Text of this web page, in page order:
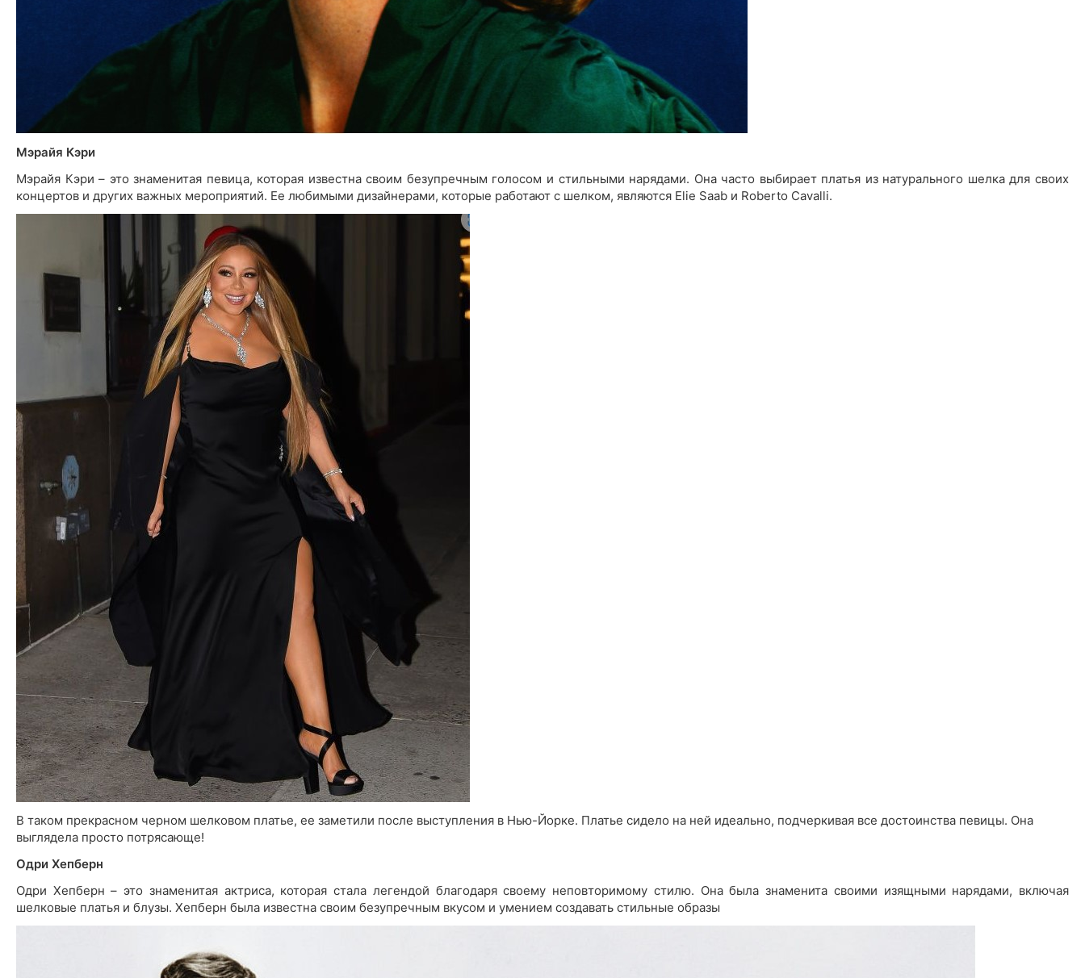
Мэрайя Кэри
Мэрайя Кэри – это знаменитая певица, которая известна своим безупречным голосом и стильными нарядами. Она часто выбирает платья из натурального шелка для своих
концертов и других важных мероприятий. Ее любимыми дизайнерами, которые работают с шелком, являются Elie Saab и Roberto Cavalli.
В таком прекрасном черном шелковом платье, ее заметили после выступления в Нью-Йорке. Платье сидело на ней идеально, подчеркивая все достоинства певицы. Она
выглядела просто потрясающе!
Одри Хепберн
Одри Хепберн – это знаменитая актриса, которая стала легендой благодаря своему неповторимому стилю. Она была знаменита своими изящными нарядами, включая
шелковые платья и блузы. Хепберн была известна своим безупречным вкусом и умением создавать стильные образы